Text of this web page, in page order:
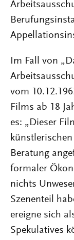
Im Fall von
vom
Films ab 18
es: „Dieser
Beratung
formaler
nichts
Szenenteil
ereigne sich
Spekulatives